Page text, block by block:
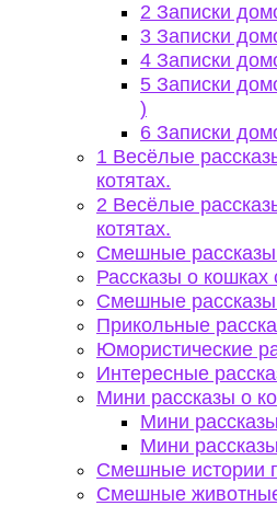
2 Записки
3 Записки
4 Записки
5 Записки
)
6 Записки
1 Весёлые
котятах.
2 Весёлые
котятах.
Смешные
Рассказы о
Смешные
Прикольные
Юмористические
Интересные
Мини рассказы о
Мини
Мини
Смешные истории
Смешные